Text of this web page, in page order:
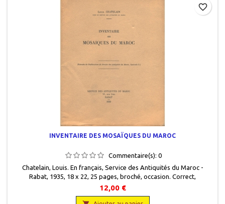
INVENTAIRE DES MOSAÏQUES DU MAROC
Commentaire(s): 0
Chatelain, Louis. En français, Service des Antiquités du Maroc -
Rabat, 1935, 18 x 22, 25 pages, broché, occasion. Correct,
annotations.
12,00 €
favorite_border